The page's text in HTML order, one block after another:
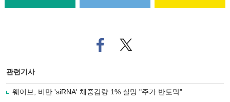
페
이
로
기
트위
터로
관련기사
웨이브, 비만 'siRNA' 체중감량 1% 실망 "주가 반토막"